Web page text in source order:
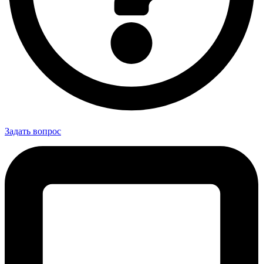
Задать вопрос